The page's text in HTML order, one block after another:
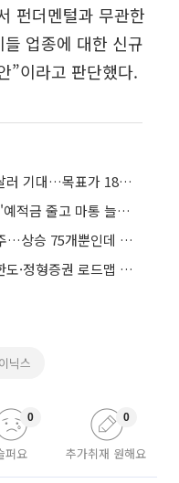
펀더멘털과 무관한
업종에 대한 신규
”이라고 판단했다.
KB증권 "삼성전자, 시가총액 2조달러 기대…목표가 18%↑"
'삼전·닉스 2배 ETF' 전격 출시 속 '예적금 줄고 마통 늘어'…코스피 1만 돌파 기폭제 되나
코스피 8000 넘자 더 거칠어진 질주…상승 75개뿐인데 지수는 신고가
STO 하위법규 예상안, 풀링·거래한도·정형증권 로드맵 제시
닉스
퍼요
0
추가취재 원해요
0